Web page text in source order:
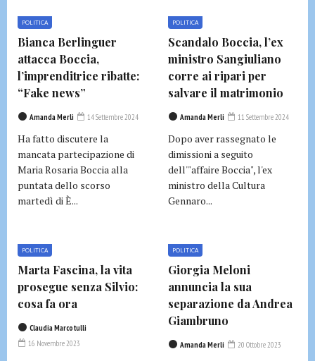
POLITICA
Bianca Berlinguer
attacca Boccia,
l’imprenditrice ribatte:
“Fake news”
Amanda Merli 14 Settembre 2024
Ha fatto discutere la
mancata partecipazione di
Maria Rosaria Boccia alla
puntata dello scorso
martedì di È...
POLITICA
Scandalo Boccia, l’ex
ministro Sangiuliano
corre ai ripari per
salvare il matrimonio
Amanda Merli 11 Settembre 2024
Dopo aver rassegnato le
dimissioni a seguito
dell'"affaire Boccia", l'ex
ministro della Cultura
Gennaro...
POLITICA
Marta Fascina, la vita
prosegue senza Silvio:
cosa fa ora
Claudia Marcotulli
16 Novembre 2023
POLITICA
Giorgia Meloni
annuncia la sua
separazione da Andrea
Giambruno
Amanda Merli 20 Ottobre 2023